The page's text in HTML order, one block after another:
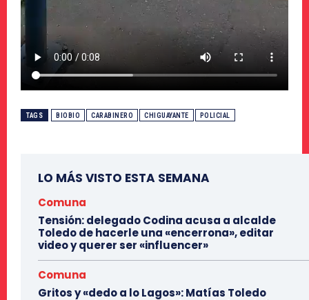
TAGS BIOBIO CARABINERO CHIGUAYANTE POLICIAL
LO MÁS VISTO ESTA SEMANA
Comuna
Tensión: delegado Codina acusa a alcalde
Toledo de hacerle una «encerrona», editar
video y querer ser «influencer»
Comuna
Gritos y «dedo a lo Lagos»: Matías Toledo